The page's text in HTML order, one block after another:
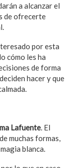
a alcanzar el
de ofrecerte
por esta
cómo les ha
de forma
hacer y que
Lafuente. El
muchas formas,
blanca.